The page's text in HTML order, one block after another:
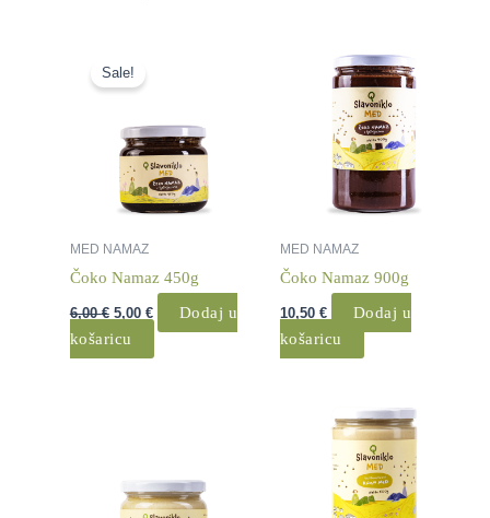
Sale!
MED NAMAZ
Čoko Namaz 450g
6,00€
cijena
bila
6,00 €.
5,00 €
Dodaj u
košaricu
MED NAMAZ
Čoko Namaz 900g
10,50 €
Dodaj u
košaricu